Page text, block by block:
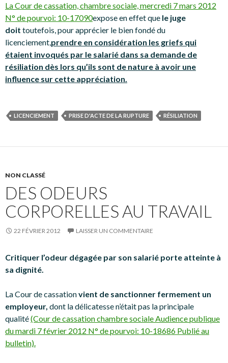
La Cour de cassation, chambre sociale, mercredi 7 mars 2012
N° de pourvoi: 10-17090expose en effet que le juge
doit toutefois, pour apprécier le bien fondé du
licenciement,prendre en considération les griefs qui
étaient invoqués par le salarié dans sa demande de
résiliation dès lors qu’ils sont de nature à avoir une
influence sur cette appréciation.
LICENCIEMENT PRISE D'ACTE DE LA RUPTURE RÉSILIATION
NON CLASSÉ
DES ODEURS
CORPORELLES AU TRAVAIL
22 FÉVRIER 2012 LAISSER UN COMMENTAIRE
Critiquer l’odeur dégagée par son salarié porte atteinte à
sa dignité.
La Cour de cassationvient de sanctionner fermement un
employeur, dont la délicatesse n’était pas la principale
qualité(Cour de cassation chambre sociale Audience publique
du mardi 7 février 2012 N° de pourvoi: 10-18686 Publié au
bulletin).